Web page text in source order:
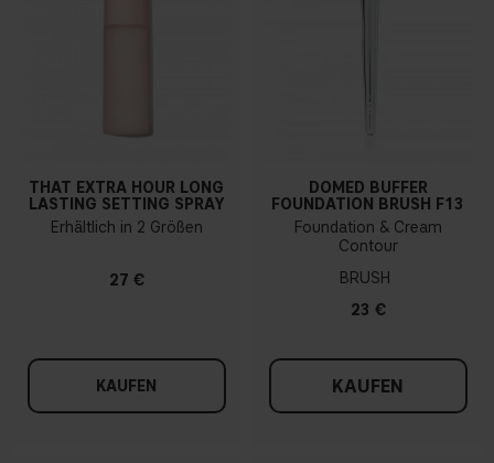
THAT EXTRA HOUR LONG
LASTING SETTING SPRAY
Erhältlich in 2 Größen
27 €
KAUFEN
DOMED BUFFER
FOUNDATION BRUSH F13
Foundation & Cream
Contour
BRUSH
23 €
KAUFEN